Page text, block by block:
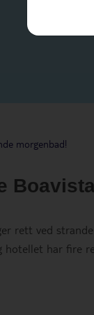
morgenbad!
rett ved
hotellet har fire